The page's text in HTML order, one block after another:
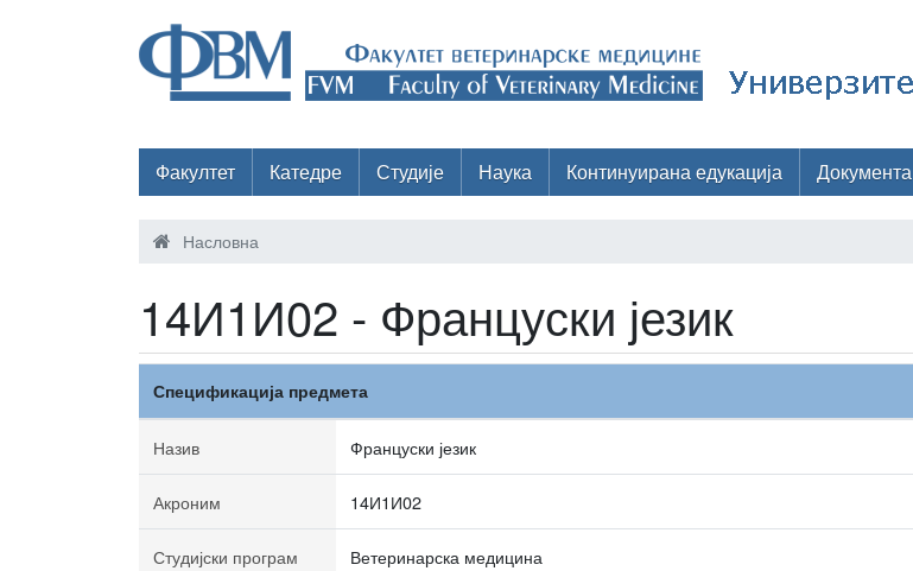
Факултет Катедре Студије Наука Континуирана едукација Документа
Насловна
14И1И02 - Француски језик
Спецификација предмета
Назив Француски језик
Акроним 14И1И02
Студијски програм Ветеринарска медицина